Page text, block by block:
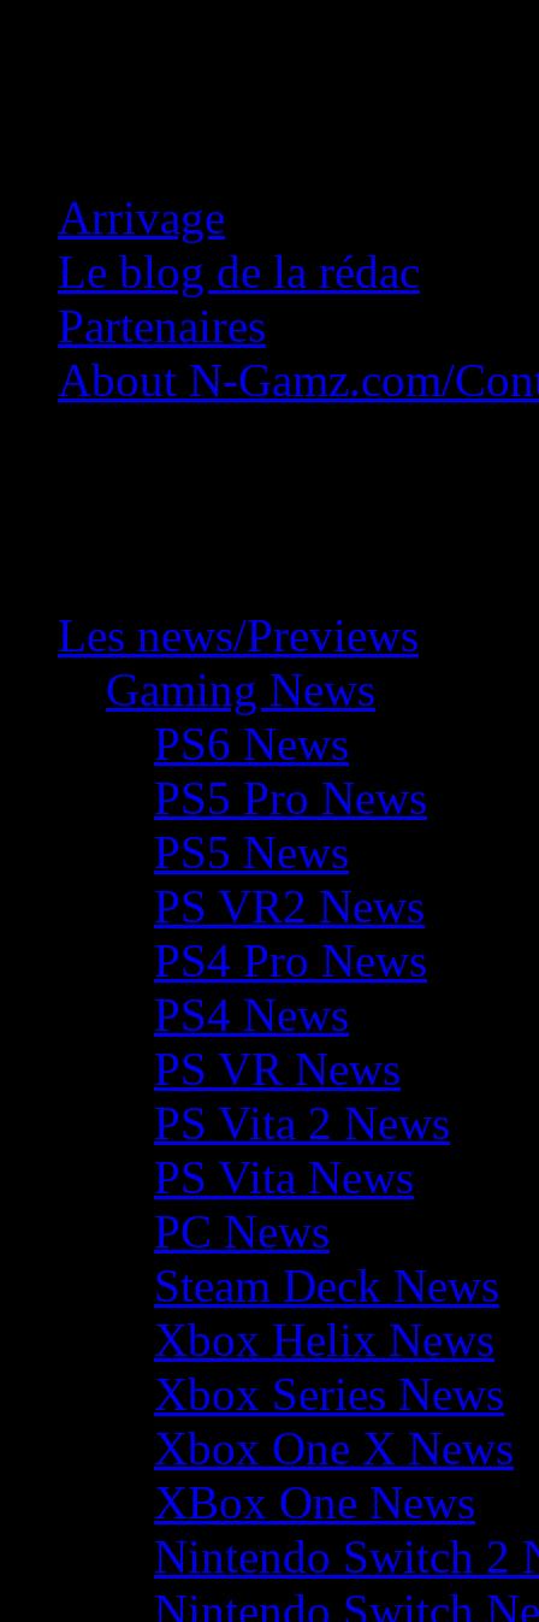
Arrivage
Le blog de la rédac
Partenaires
About N-Gamz.com/
Les news/Previews
Gaming News
PS6 News
PS5 Pro News
PS5 News
PS VR2 News
PS4 Pro News
PS4 News
PS VR News
PS Vita 2 News
PS Vita News
PC News
Steam Deck News
Xbox Helix News
Xbox Series News
Xbox One X News
XBox One News
Nintendo Switch 2
Nintendo Switch